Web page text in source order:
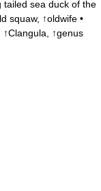
sea duck of the
squaw, ↑oldwife •
↑genus